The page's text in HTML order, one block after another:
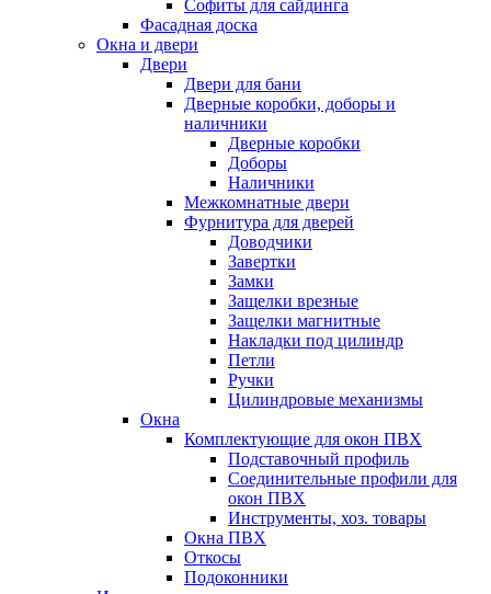
Софиты для сайдинга
Фасадная доска
Окна и двери
Двери
Двери для бани
Дверные коробки, доборы и
наличники
Дверные коробки
Доборы
Наличники
Межкомнатные двери
Фурнитура для дверей
Доводчики
Завертки
Замки
Защелки врезные
Защелки магнитные
Накладки под цилиндр
Петли
Ручки
Цилиндровые механизмы
Окна
Комплектующие для окон ПВХ
Подставочный профиль
Соединительные профили для
окон ПВХ
Инструменты, хоз. товары
Окна ПВХ
Откосы
Подоконники